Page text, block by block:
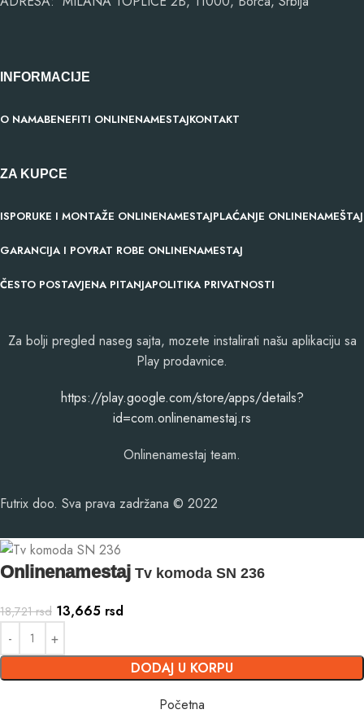
INFORMACIJE
O NAMABENEFITI ONLINENAMESTAJKONTAKT
ZA KUPCE
ISPORUKE I MONTAŽE ONLINENAMESTAJPLAĆANJE ONLINENAMEŠTAJ
GARANCIJA I POVRAT ROBE ONLINENAMESTAJ
ČESTO POSTAVJENA PITANJAPOLITIKA PRIVATNOSTI
Za bolji pregled naseg sajta, mozete instalirati našu aplikaciju sa
Play prodavnice.
​https://play.google.com/store/apps/details?
id=com.onlinenamestaj.rs
Onlinenamestaj team.
Futrix doo. Sva prava zadržana © 2022
Onlinenamestaj Tv komoda SN 236
18,721rsd 13,665 rsd
DODAJ U KORPU
Početna